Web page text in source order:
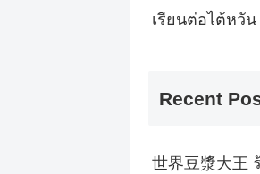
เรียนต่อไต้หวัน
Recent
世界豆漿大王